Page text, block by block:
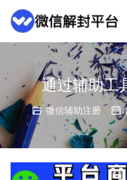
通过辅助工
微信辅助注册